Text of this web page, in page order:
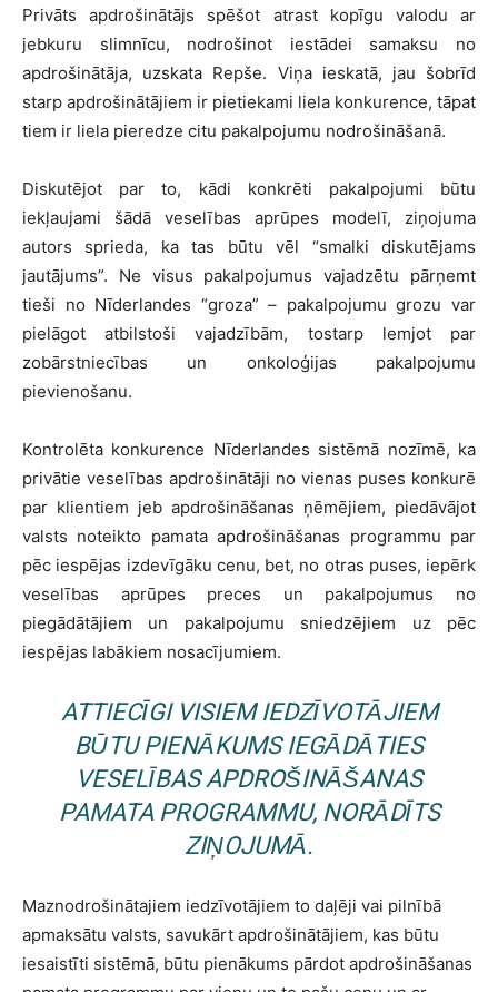
Privāts apdrošinātājs spēšot atrast kopīgu valodu ar
jebkuru slimnīcu, nodrošinot iestādei samaksu no
apdrošinātāja, uzskata Repše. Viņa ieskatā, jau šobrīd
starp apdrošinātājiem ir pietiekami liela konkurence, tāpat
tiem ir liela pieredze citu pakalpojumu nodrošināšanā.
Diskutējot par to, kādi konkrēti pakalpojumi būtu
iekļaujami šādā veselības aprūpes modelī, ziņojuma
autors sprieda, ka tas būtu vēl “smalki diskutējams
jautājums”. Ne visus pakalpojumus vajadzētu pārņemt
tieši no Nīderlandes “groza” – pakalpojumu grozu var
pielāgot atbilstoši vajadzībām, tostarp lemjot par
zobārstniecības un onkoloģijas pakalpojumu
pievienošanu.
Kontrolēta konkurence Nīderlandes sistēmā nozīmē, ka
privātie veselības apdrošinātāji no vienas puses konkurē
par klientiem jeb apdrošināšanas ņēmējiem, piedāvājot
valsts noteikto pamata apdrošināšanas programmu par
pēc iespējas izdevīgāku cenu, bet, no otras puses, iepērk
veselības aprūpes preces un pakalpojumus no
piegādātājiem un pakalpojumu sniedzējiem uz pēc
iespējas labākiem nosacījumiem.
ATTIECĪGI VISIEM IEDZĪVOTĀJIEM
BŪTU PIENĀKUMS IEGĀDĀTIES
VESELĪBAS APDROŠINĀŠANAS
PAMATA PROGRAMMU, NORĀDĪTS
ZIŅOJUMĀ.
Maznodrošinātajiem iedzīvotājiem to daļēji vai pilnībā
apmaksātu valsts, savukārt apdrošinātājiem, kas būtu
iesaistīti sistēmā, būtu pienākums pārdot apdrošināšanas